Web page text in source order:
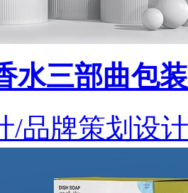
水三部曲包
/品牌策划设